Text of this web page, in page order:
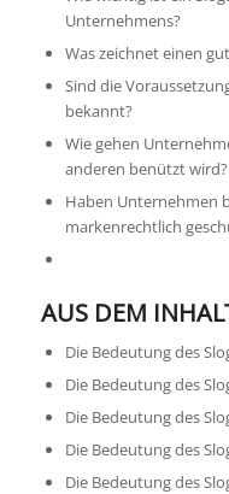
Unternehmens?
Was zeichnet einen
Sind die
bekannt?
Wie gehen
anderen benützt wird?
Haben Unternehmen
markenrechtlich
AUS DEM
Die Bedeutung des
Die Bedeutung des
Die Bedeutung des
Die Bedeutung des
Die Bedeutung des